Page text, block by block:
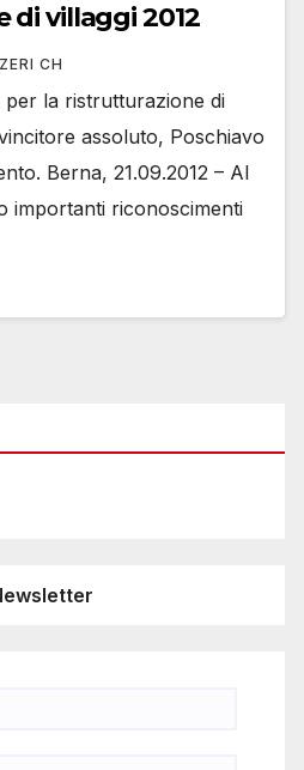
villaggi 2012
CH
la ristrutturazione di
assoluto, Poschiavo
Berna, 21.09.2012 – Al
importanti riconoscimenti